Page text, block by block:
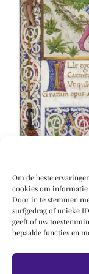
Om de beste
cookies om informatie
Door in te stemmen
surfgedrag of unieke
geeft of uw
bepaalde functies en